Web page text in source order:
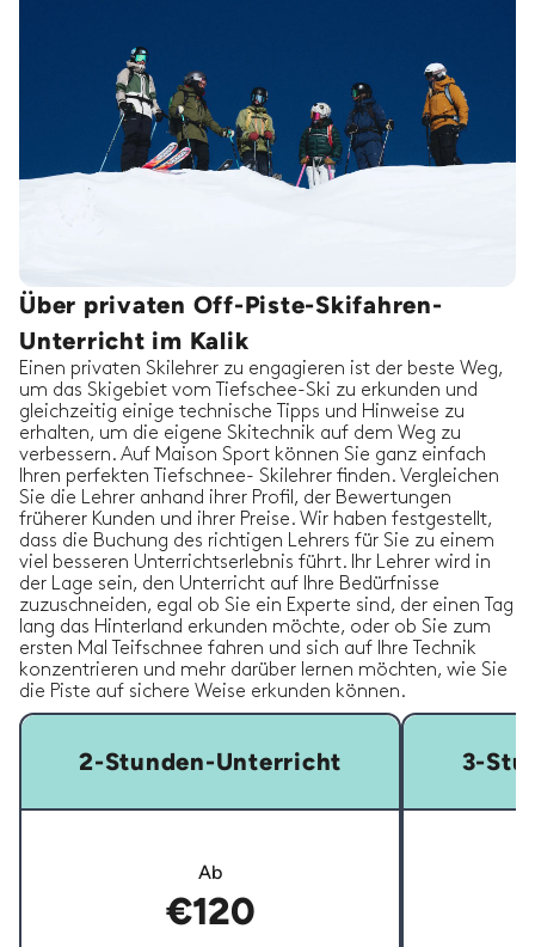
Über privaten Off-Piste-Skifahren-
Unterricht im Kalik
Einen privaten Skilehrer zu engagieren ist der beste Weg,
um das Skigebiet vom Tiefschee-Ski zu erkunden und
gleichzeitig einige technische Tipps und Hinweise zu
erhalten, um die eigene Skitechnik auf dem Weg zu
verbessern. Auf Maison Sport können Sie ganz einfach
Ihren perfekten Tiefschnee- Skilehrer finden. Vergleichen
Sie die Lehrer anhand ihrer Profil, der Bewertungen
früherer Kunden und ihrer Preise. Wir haben festgestellt,
dass die Buchung des richtigen Lehrers für Sie zu einem
viel besseren Unterrichtserlebnis führt. Ihr Lehrer wird in
der Lage sein, den Unterricht auf Ihre Bedürfnisse
zuzuschneiden, egal ob Sie ein Experte sind, der einen Tag
lang das Hinterland erkunden möchte, oder ob Sie zum
ersten Mal Teifschnee fahren und sich auf Ihre Technik
konzentrieren und mehr darüber lernen möchten, wie Sie
die Piste auf sichere Weise erkunden können.
2-Stunden-Unterricht
Ab
€120
3-